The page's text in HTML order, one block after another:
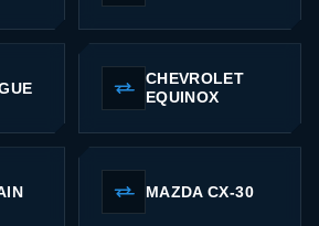
CHEVROLET
EQUINOX
MAZDA CX-30